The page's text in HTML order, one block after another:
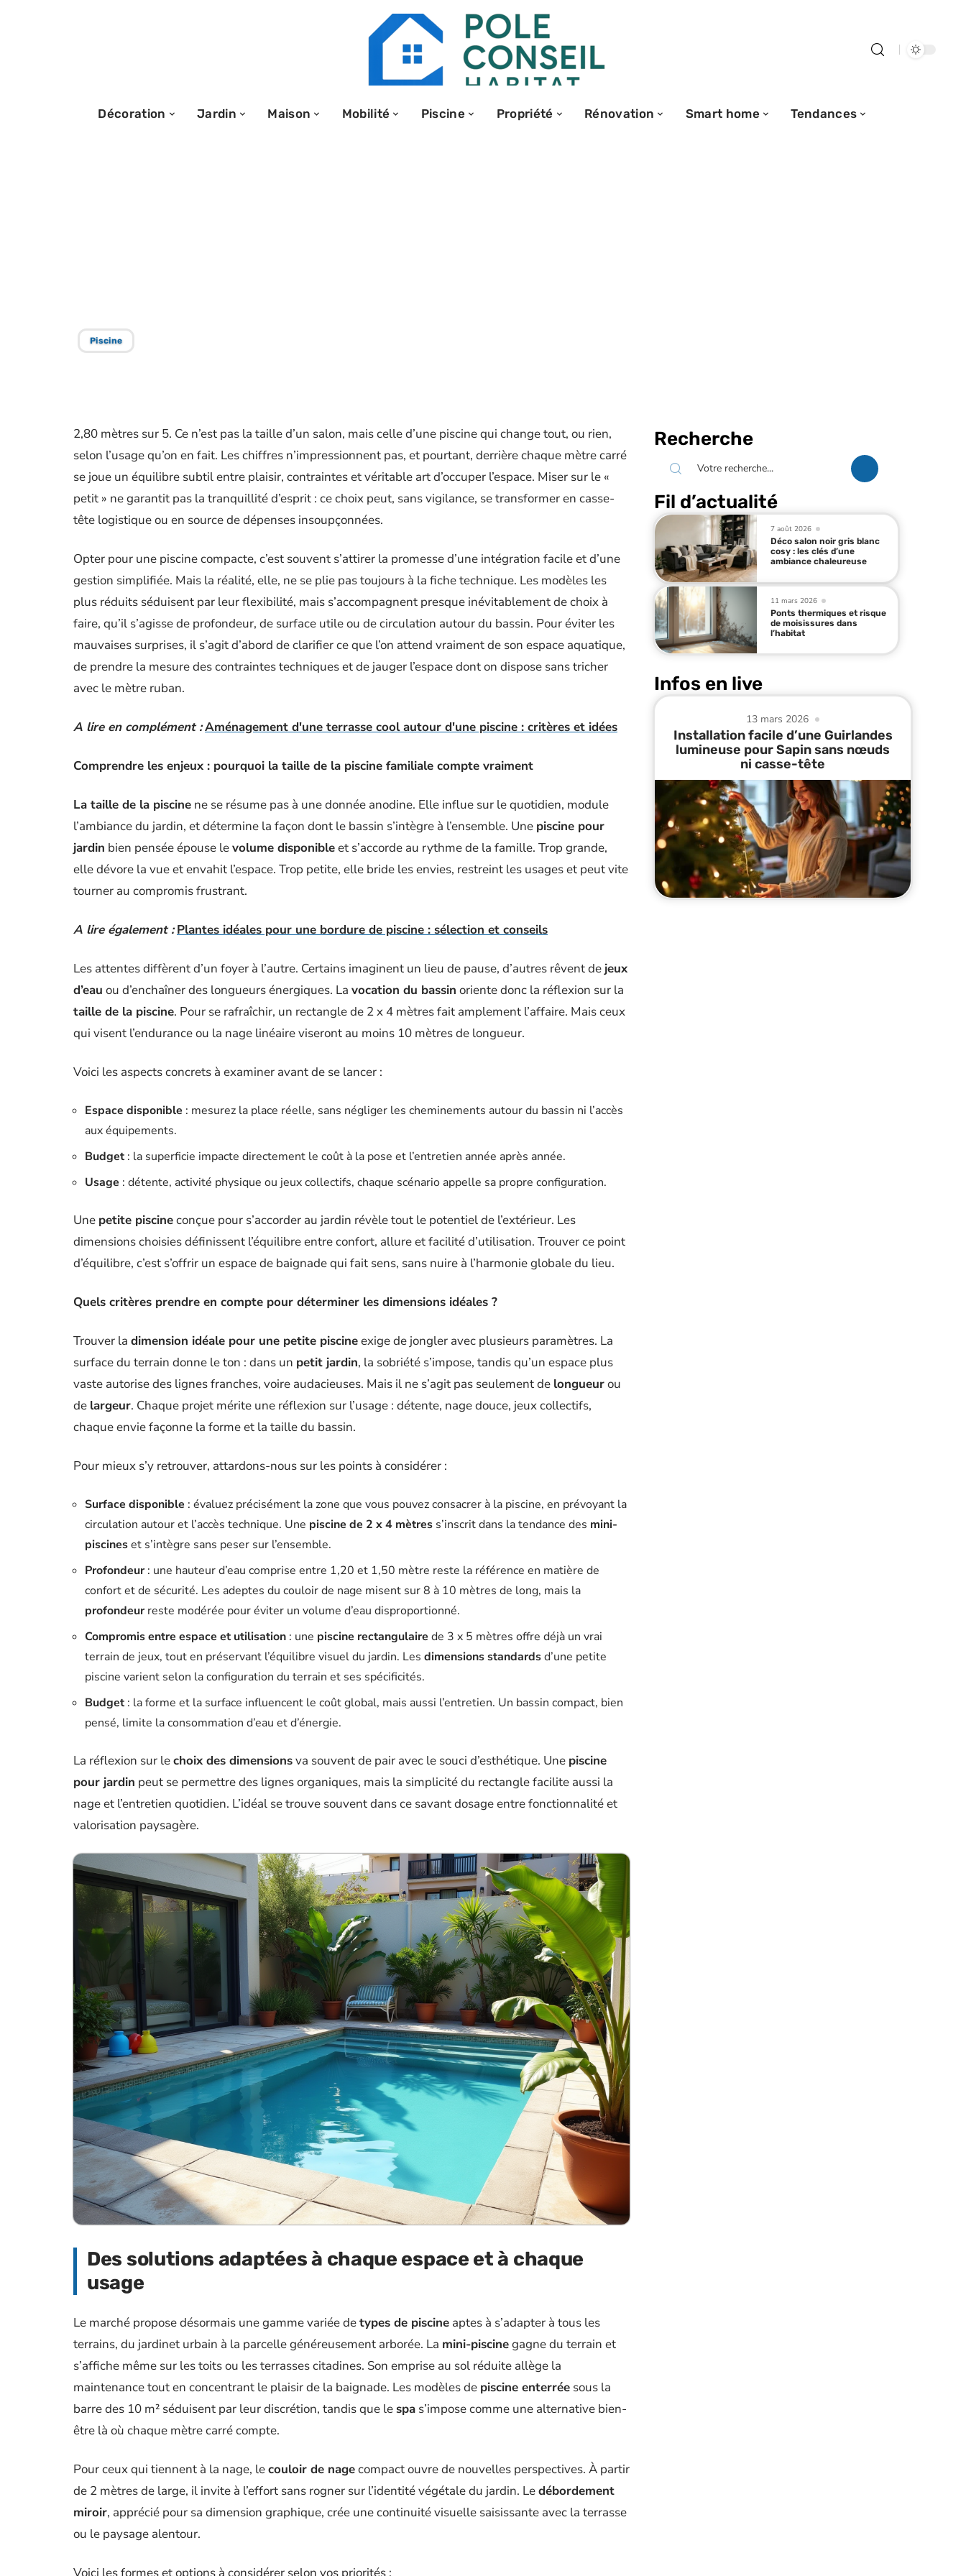
Décoration Jardin Maison Mobilité Piscine Propriété Rénovation Smart home Tendances
Piscine
2,80 mètres sur 5. Ce n’est pas la taille d’un salon, mais celle d’une piscine qui change tout, ou rien,
selon l’usage qu’on en fait. Les chiffres n’impressionnent pas, et pourtant, derrière chaque mètre carré
se joue un équilibre subtil entre plaisir, contraintes et véritable art d’occuper l’espace. Miser sur le «
petit » ne garantit pas la tranquillité d’esprit : ce choix peut, sans vigilance, se transformer en casse-
tête logistique ou en source de dépenses insoupçonnées.
Opter pour une piscine compacte, c’est souvent s’attirer la promesse d’une intégration facile et d’une
gestion simplifiée. Mais la réalité, elle, ne se plie pas toujours à la fiche technique. Les modèles les
plus réduits séduisent par leur flexibilité, mais s’accompagnent presque inévitablement de choix à
faire, qu’il s’agisse de profondeur, de surface utile ou de circulation autour du bassin. Pour éviter les
mauvaises surprises, il s’agit d’abord de clarifier ce que l’on attend vraiment de son espace aquatique,
de prendre la mesure des contraintes techniques et de jauger l’espace dont on dispose sans tricher
avec le mètre ruban.
A lire en complément :Aménagement d'une terrasse cool autour d'une piscine : critères et idées
Comprendre les enjeux : pourquoi la taille de la piscine familiale compte vraiment
La taille de la piscine ne se résume pas à une donnée anodine. Elle influe sur le quotidien, module
l’ambiance du jardin, et détermine la façon dont le bassin s’intègre à l’ensemble. Une piscine pour
jardin bien pensée épouse levolume disponibleet s’accorde au rythme de la famille. Trop grande,
elle dévore la vue et envahit l’espace. Trop petite, elle bride les envies, restreint les usages et peut vite
tourner au compromis frustrant.
A lire également : Plantes idéales pour une bordure de piscine : sélection et conseils
Les attentes diffèrent d’un foyer à l’autre. Certains imaginent un lieu de pause, d’autres rêvent de jeux
d’eau ou d’enchaîner des longueurs énergiques. La vocation du bassin oriente donc la réflexion sur la
taille de la piscine. Pour se rafraîchir, un rectangle de 2 x 4 mètres fait amplement l’affaire. Mais ceux
qui visent l’endurance ou la nage linéaire viseront au moins 10 mètres de longueur.
Voici les aspects concrets à examiner avant de se lancer :
Espace disponible : mesurez la place réelle, sans négliger les cheminements autour du bassin ni l’accès
aux équipements.
Budget : la superficie impacte directement le coût à la pose et l’entretien année après année.
Usage : détente, activité physique ou jeux collectifs, chaque scénario appelle sa propre configuration.
Une petite piscineconçue pour s’accorder au jardin révèle tout le potentiel de l’extérieur. Les
dimensions choisies définissent l’équilibre entre confort, allure et facilité d’utilisation. Trouver ce point
d’équilibre, c’est s’offrir un espace de baignade qui fait sens, sans nuire à l’harmonie globale du lieu.
Quels critères prendre en compte pour déterminer les dimensions idéales ?
Trouver la dimension idéale pour une petite piscineexige de jongler avec plusieurs paramètres. La
surface du terrain donne le ton : dans un petit jardin, la sobriété s’impose, tandis qu’un espace plus
vaste autorise des lignes franches, voire audacieuses. Mais il ne s’agit pas seulement de longueurou
de largeur. Chaque projet mérite une réflexion sur l’usage : détente, nage douce, jeux collectifs,
chaque envie façonne la forme et la taille du bassin.
Pour mieux s’y retrouver, attardons-nous sur les points à considérer :
Surface disponible : évaluez précisément la zone que vous pouvez consacrer à la piscine, en prévoyant la
circulation autour et l’accès technique. Une piscine de 2 x 4 mètres s’inscrit dans la tendance des mini-
piscineset s’intègre sans peser sur l’ensemble.
Profondeur : une hauteur d’eau comprise entre 1,20 et 1,50 mètre reste la référence en matière de
confort et de sécurité. Les adeptes du couloir de nage misent sur 8 à 10 mètres de long, mais la
profondeur reste modérée pour éviter un volume d’eau disproportionné.
Compromis entre espace et utilisation : une piscine rectangulaire de 3 x 5 mètres offre déjà un vrai
terrain de jeux, tout en préservant l’équilibre visuel du jardin. Les dimensions standardsd’une petite
piscine varient selon la configuration du terrain et ses spécificités.
Budget : la forme et la surface influencent le coût global, mais aussi l’entretien. Un bassin compact, bien
pensé, limite la consommation d’eau et d’énergie.
La réflexion sur lechoix des dimensionsva souvent de pair avec le souci d’esthétique. Une piscine
pour jardin peut se permettre des lignes organiques, mais la simplicité du rectangle facilite aussi la
nage et l’entretien quotidien. L’idéal se trouve souvent dans ce savant dosage entre fonctionnalité et
valorisation paysagère.
Des solutions adaptées à chaque espace et à chaque
usage
Le marché propose désormais une gamme variée detypes de piscine aptes à s’adapter à tous les
terrains, du jardinet urbain à la parcelle généreusement arborée. La mini-piscinegagne du terrain et
s’affiche même sur les toits ou les terrasses citadines. Son emprise au sol réduite allège la
maintenance tout en concentrant le plaisir de la baignade. Les modèles de piscine enterrée sous la
barre des 10 m² séduisent par leur discrétion, tandis que le spa s’impose comme une alternative bien-
être là où chaque mètre carré compte.
Pour ceux qui tiennent à la nage, lecouloir de nagecompact ouvre de nouvelles perspectives. À partir
de 2 mètres de large, il invite à l’effort sans rogner sur l’identité végétale du jardin. Ledébordement
miroir, apprécié pour sa dimension graphique, crée une continuité visuelle saisissante avec la terrasse
ou le paysage alentour.
Recherche
Fil d’actualité
7 août 2026
Déco salon noir gris blanc
cosy : les clés d’une
ambiance chaleureuse
11 mars 2026
Ponts thermiques et risque
de moisissures dans
l’habitat
Infos en live
13 mars 2026
Installation facile d’une Guirlandes
lumineuse pour Sapin sans nœuds
ni casse-tête